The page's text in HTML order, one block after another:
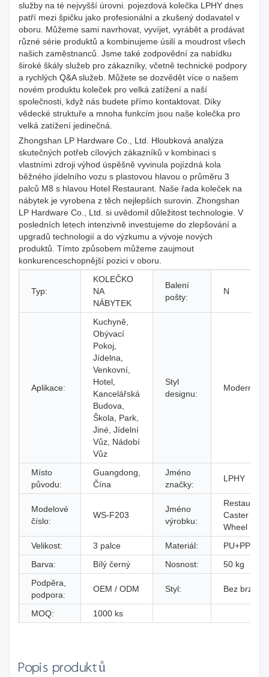
služby na té nejvyšší úrovni. pojezdová kolečka LPHY dnes
patří mezi špičku jako profesionální a zkušený dodavatel v
oboru. Můžeme sami navrhovat, vyvíjet, vyrábět a prodávat
různé série produktů a kombinujeme úsilí a moudrost všech
našich zaměstnanců. Jsme také zodpovědní za nabídku
široké škály služeb pro zákazníky, včetně technické podpory
a rychlých Q&A služeb. Můžete se dozvědět více o našem
novém produktu koleček pro velká zatížení a naší
společnosti, když nás budete přímo kontaktovat. Díky
vědecké struktuře a mnoha funkcím jsou naše kolečka pro
velká zatížení jedinečná.
Zhongshan LP Hardware Co., Ltd. Hloubková analýza
skutečných potřeb cílových zákazníků v kombinaci s
vlastními zdroji výhod úspěšně vyvinula pojízdná kola
běžného jídelního vozu s plastovou hlavou o průměru 3
palců M8 s hlavou Hotel Restaurant. Naše řada koleček na
nábytek je vyrobena z těch nejlepších surovin. Zhongshan
LP Hardware Co., Ltd. si uvědomil důležitost technologie. V
posledních letech intenzivně investujeme do zlepšování a
upgradů technologií a do výzkumu a vývoje nových
produktů. Tímto způsobem můžeme zaujmout
konkurenceschopnější pozici v oboru.
Typ:
KOLEČKO
NA
NÁBYTEK
Balení
pošty:
N
Aplikace:
Kuchyně,
Obývací
Pokoj,
Jídelna,
Venkovní,
Hotel,
Kancelářská
Budova,
Škola, Park,
Jiné, Jídelní
Vůz, Nádobí
Vůz
Styl
designu:
Moderní
Místo
původu:
Guangdong,
Čína
Jméno
značky:
LPHY
Modelové
číslo:
WS-F203
Jméno
výrobku:
Restaurace
Caster
Wheel
Velikost:
3 palce Materiál:
PU+PP
Barva:
Bílý černý Nosnost:
50 kg
Podpěra,
podpora:
OEM / ODM Styl: Bez brzdy
MOQ: 1000 ks
Popis produktů